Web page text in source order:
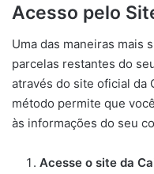
Acesso pelo
Uma das maneiras mais
parcelas restantes do
através do site oficial da
método permite que
às informações do seu
Acesse o site da